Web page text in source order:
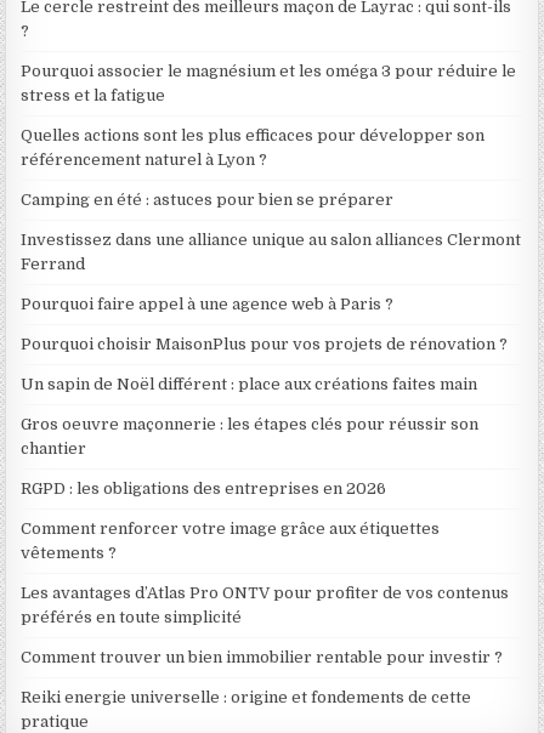
Le cercle restreint des meilleurs maçon de Layrac : qui sont-ils
?
Pourquoi associer le magnésium et les oméga 3 pour réduire le
stress et la fatigue
Quelles actions sont les plus efficaces pour développer son
référencement naturel à Lyon ?
Camping en été : astuces pour bien se préparer
Investissez dans une alliance unique au salon alliances Clermont
Ferrand
Pourquoi faire appel à une agence web à Paris ?
Pourquoi choisir MaisonPlus pour vos projets de rénovation ?
Un sapin de Noël différent : place aux créations faites main
Gros oeuvre maçonnerie : les étapes clés pour réussir son
chantier
RGPD : les obligations des entreprises en 2026
Comment renforcer votre image grâce aux étiquettes
vêtements ?
Les avantages d’Atlas Pro ONTV pour profiter de vos contenus
préférés en toute simplicité
Comment trouver un bien immobilier rentable pour investir ?
Reiki energie universelle : origine et fondements de cette
pratique